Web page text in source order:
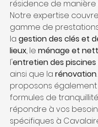
résidence de manière
Notre expertise
gamme de
la gestion des clés et
lieux, le ménage et
l'entretien des piscines
ainsi que la rénovation
proposons
formules de
répondre à vos
spécifiques à